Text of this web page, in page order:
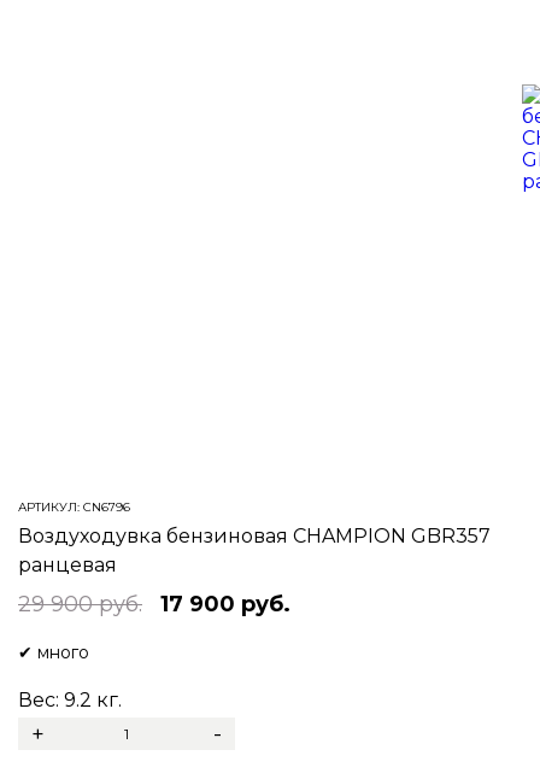
АРТИКУЛ: CN6796
Воздуходувка бензиновая CHAMPION GBR357
ранцевая
29 900 руб. 17 900 руб.
✔ много
Вес: 9.2 кг.
+ -